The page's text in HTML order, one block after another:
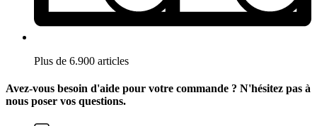
Plus de 6.900 articles
Avez-vous besoin d'aide pour votre commande ? N'hésitez pas à
nous poser vos questions.